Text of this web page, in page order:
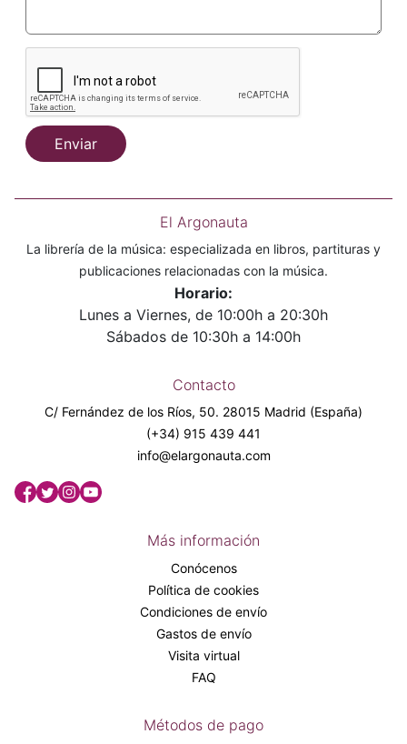
Enviar
El Argonauta
La librería de la música: especializada en libros, partituras y
publicaciones relacionadas con la música.
Horario:
Lunes a Viernes, de 10:00h a 20:30h
Sábados de 10:30h a 14:00h
Contacto
C/ Fernández de los Ríos, 50. 28015 Madrid (España)
(+34) 915 439 441
info@elargonauta.com
Más información
Conócenos
Política de cookies
Condiciones de envío
Gastos de envío
Visita virtual
FAQ
Métodos de pago